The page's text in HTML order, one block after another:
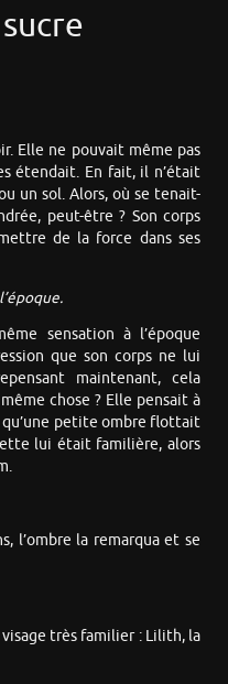
Elle ne pouvait même pas
étendait. En fait, il n’était
un sol. Alors, où se tenait-
peut-être ? Son corps
de la force dans ses
sensation à l’époque
que son corps ne lui
maintenant, cela
chose ? Elle pensait à
qu’une petite ombre flottait
lui était familière, alors
l’ombre la remarqua et se
visage très familier : Lilith, la